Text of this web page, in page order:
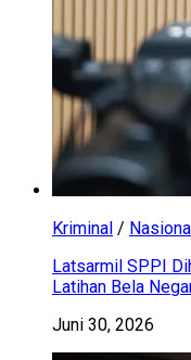
Kriminal /
Latsarmil SPPI
Latihan Bela
Juni 30, 2026